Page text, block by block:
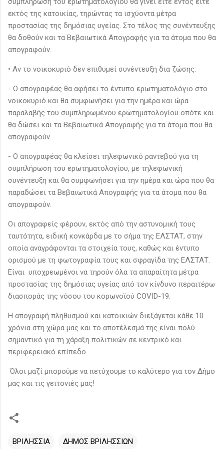
εκτός της κατοικίας, τηρώντας τα ισχύοντα μέτρα
προστασίας της δημόσιας υγείας. Στο τέλος της συνέντευξης
θα δοθούν και τα Βεβαιωτικά Απογραφής για τα άτομα που θα
απογραφούν.
• Αν το νοικοκυριό δεν επιθυμεί συνέντευξη δια ζώσης:
- Ο απογραφέας θα αφήσει το έντυπο ερωτηματολόγιο στο
νοικοκυριό και θα συμφωνήσει για την ημέρα και ώρα
παραλαβής του συμπληρωμένου ερωτηματολογίου οπότε και
θα δώσει και τα Βεβαιωτικά Απογραφής για τα άτομα που θα
απογραφούν.
- Ο απογραφέας θα κλείσει τηλεφωνικό ραντεβού για τη
συμπλήρωση του ερωτηματολογίου, με τηλεφωνική
συνέντευξη και θα συμφωνήσει για την ημέρα και ώρα που θα
παραδώσει τα Βεβαιωτικά Απογραφής για τα άτομα που θα
απογραφούν.
Οι απογραφείς φέρουν, εκτός από την αστυνομική τους
ταυτότητα, ειδική κονκάρδα με το σήμα της ΕΛΣΤΑΤ, στην
οποία αναγράφονται τα στοιχεία τους, καθώς και έντυπο
ορισμού με τη φωτογραφία τους και σφραγίδα της ΕΛΣΤΑΤ.
Είναι υποχρεωμένοι να τηρούν όλα τα απαραίτητα μέτρα
προστασίας της δημόσιας υγείας από τον κίνδυνο περαιτέρω
διασποράς της νόσου του κορωνοϊού COVID-19.
Η απογραφή πληθυσμού και κατοικιών διεξάγεται κάθε 10
χρόνια στη χώρα μας και το αποτέλεσμά της είναι πολύ
σημαντικό για τη χάραξη πολιτικών σε κεντρικό και
περιφερειακό επίπεδο.
Όλοι μαζί μπορούμε να πετύχουμε το καλύτερο για τον Δήμο
μας και τις γειτονιές μας!
ΒΡΙΛΗΣΣΙΑ ΔΗΜΟΣ ΒΡΙΛΗΣΣΙΩΝ